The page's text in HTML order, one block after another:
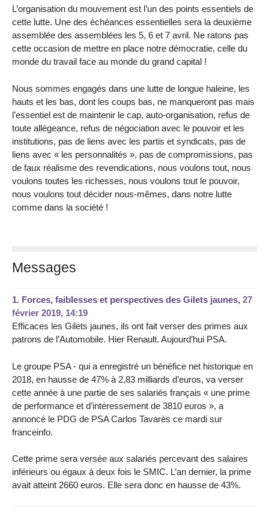
L’organisation du mouvement est l’un des points essentiels de
cette lutte. Une des échéances essentielles sera la deuxième
assemblée des assemblées les 5, 6 et 7 avril. Ne ratons pas
cette occasion de mettre en place notre démocratie, celle du
monde du travail face au monde du grand capital !
Nous sommes engagés dans une lutte de longue haleine, les
hauts et les bas, dont les coups bas, ne manqueront pas mais
l’essentiel est de maintenir le cap, auto-organisation, refus de
toute allégeance, refus de négociation avec le pouvoir et les
institutions, pas de liens avec les partis et syndicats, pas de
liens avec « les personnalités », pas de compromissions, pas
de faux réalisme des revendications, nous voulons tout, nous
voulons toutes les richesses, nous voulons tout le pouvoir,
nous voulons tout décider nous-mêmes, dans notre lutte
comme dans la société !
Messages
1. Forces, faiblesses et perspectives des Gilets jaunes, 27
février 2019, 14:19
Efficaces les Gilets jaunes, ils ont fait verser des primes aux
patrons de l’Automobile. Hier Renault. Aujourd’hui PSA.
Le groupe PSA - qui a enregistré un bénéfice net historique en
2018, en hausse de 47% à 2,83 milliards d’euros, va verser
cette année à une partie de ses salariés français « une prime
de performance et d’intéressement de 3810 euros », a
annoncé le PDG de PSA Carlos Tavarès ce mardi sur
franceinfo.
Cette prime sera versée aux salariés percevant des salaires
inférieurs ou égaux à deux fois le SMIC. L’an dernier, la prime
avait atteint 2660 euros. Elle sera donc en hausse de 43%.